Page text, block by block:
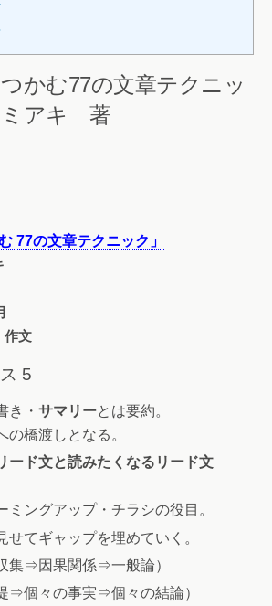
かむ77の文章テクニッ
アキ 著
77の文章テクニック」
作文
5
き・サマリーとは要約。
の橋渡しとなる。
ード文と読みたくなるリード文
ミングアップ・チラシの役目。
せてギャップを埋めていく。
集⇒因果関係⇒一般論）
⇒個々の事実⇒個々の結論）